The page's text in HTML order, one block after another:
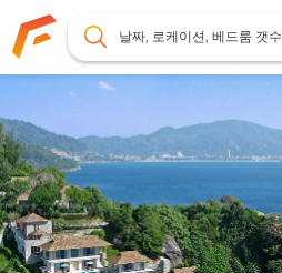
날짜, 로케이션, 베드룸 갯수